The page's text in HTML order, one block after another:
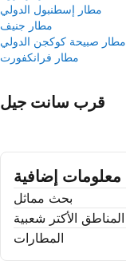
مطار إسطنبول الدولي
مطار جنيف
مطار صبيحة كوكجن الدولي
مطار فرانكفورت
قرب سانت جيل
معلومات إضافية
بحث مماثل
المناطق الأكتر شعبية
المطارات